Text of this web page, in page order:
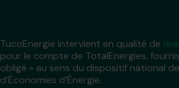
TucoEnergie intervient en qualité de
pour le compte de TotalEnergies,
obligé » au sens du dispositif national
d’Économies d’Énergie.